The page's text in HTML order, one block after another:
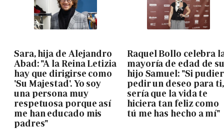
Sara, hija de Alejandro
Abad: "A la Reina Letizia
hay que dirigirse como
'Su Majestad'. Yo soy
una persona muy
respetuosa porque así
me han educado mis
padres"
Raquel Bollo celebra
mayoría de edad de
hijo Samuel: "Si
pedir un deseo para ti,
sería que la vida te
hiciera tan feliz como
tú me has hecho a mí"